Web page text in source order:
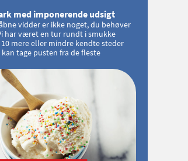
med imponerende udsigt
vidder er ikke noget, du behøver
har været en tur rundt i smukke
mere eller mindre kendte steder
tage pusten fra de fleste